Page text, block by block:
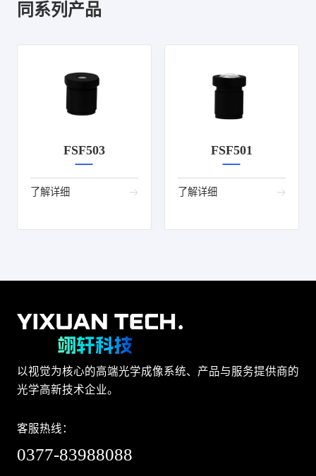
同系列产品
FSF503
了解详细
FSF501
了解详细
以视觉为核心的高端光学成像系统、产品与服务提供商的
光学高新技术企业。
客服热线：
0377-83988088